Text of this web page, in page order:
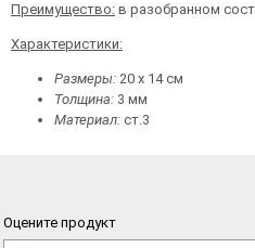
Преимущество: в разобранном
Характеристики:
Размеры: 20 х 14 см
Толщина: 3 мм
Материал: ст.3
Оцените продукт